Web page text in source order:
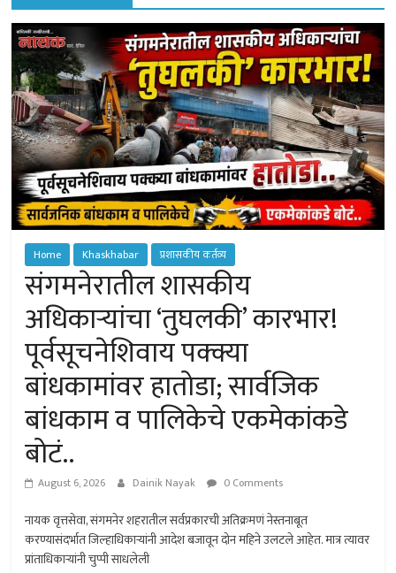
of
Sangamner
Home Khaskhabar प्रशासकीय कर्तव्य
संगमनेरातील शासकीय
अधिकार्‍यांचा ‘तुघलकी’ कारभार!
पूर्वसूचनेशिवाय पक्क्या
बांधकामांवर हातोडा; सार्वजिक
बांधकाम व पालिकेचे एकमेकांकडे
बोटं..
August 6, 2026 Dainik Nayak 0 Comments
नायक वृत्तसेवा, संगमनेर शहरातील सर्वप्रकारची अतिक्रमणं नेस्तनाबूत
करण्यासंदर्भात जिल्हाधिकार्‍यांनी आदेश बजावून दोन महिने उलटले आहेत. मात्र त्यावर
प्रांताधिकार्‍यांनी चुप्पी साधलेली